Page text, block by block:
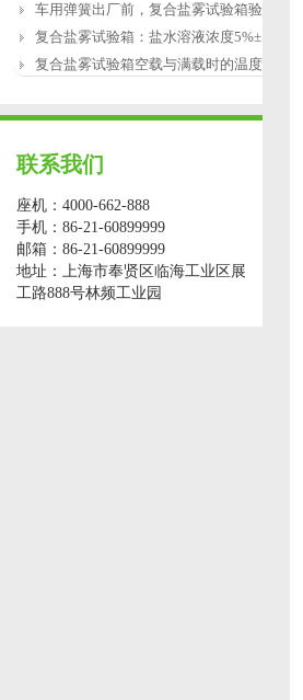
车用弹簧出厂前，复合盐雾试验箱验证盐
复合盐雾试验箱：盐水溶液浓度5%±1%的配
复合盐雾试验箱空载与满载时的温度恢复
联系我们
座机：4000-662-888
手机：86-21-60899999
邮箱：86-21-60899999
地址：上海市奉贤区临海工业区展
工路888号林频工业园